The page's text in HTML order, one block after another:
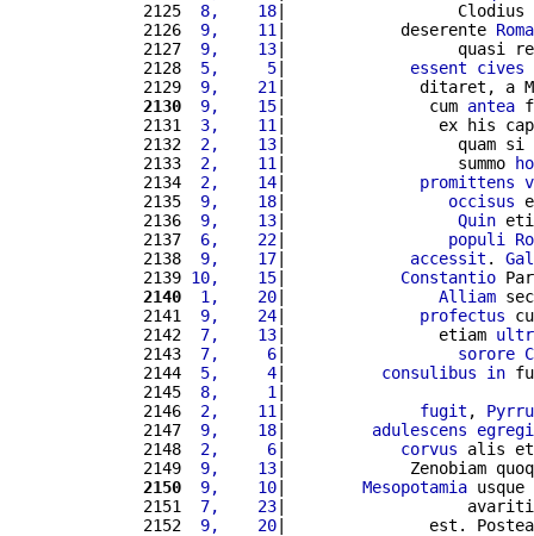
2125
8,    18|                  Clodius
2126
9,    11 |            deserente
2127
9,    13|                  quasi
2128
5,     5| essent
cives
2129
9,    21 |              ditaret, a
2130
9,    15|               cum antea
2131
3,    11 |                ex his
2132
2,    13|                  quam si
2133
2,    11 |                  summo
2134
2,    14| promittens
2135
9,    18| occisus
2136
9,    13| Quin
2137
6,    22| populi
2138
9,    17| accessit .
2139 10,    15| Constantio
2140
1,    20| Alliam
2141
9,    24| profectus
2142
7,    13|                etiam
2143
7,     6| sorore
2144
5,     4| consulibus in
2145
8,     1
2146
2,    11 | fugit ,
2147
9,    18| adulescens
2148
2,     6| corvus alis et
2149
9,    13|             Zenobiam
2150
9,    10| Mesopotamia
2151
7,    23|
2152
9,    20|               est.